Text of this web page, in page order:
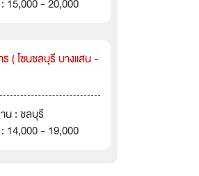
: 15,000 - 20,000
ร ( โซนชลบุรี บางแสน -
น : ชลบุรี
: 14,000 - 19,000